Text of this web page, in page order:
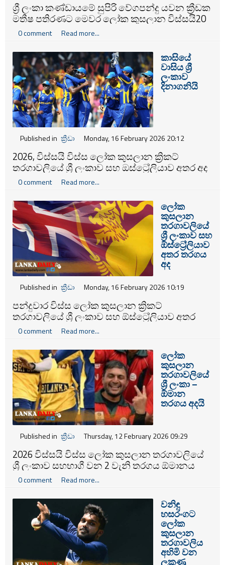
ශ්‍රී ලංකා කණ්ඩායමේ සුපිරි වේගපන්දු යවන ක්‍රීඩක
මතීෂ පතිරණට මෙවර ලෝක කුසලාන විස්සයි20
ක්‍රිකට් තරගාවලියෙන් ඉවත්වීමට සිදුව තිබේ.
0 comment Read more...
කාසියේ
වාසිය ශ්‍රී
ලංකාව
දිනාගනියි
Published in ක්‍රීඩා Monday, 16 February 2026 20:12
2026, විස්සයි විස්ස ලෝක කුසලාන ක්‍රිකට්
තරගාවලියේ ශ්‍රී ලංකාව සහ ඔස්ට්‍රේලියාව අතර අද
(16) පැවැත්වෙන තරගයේ කාසියේ වාසිය ශ්‍රී ලංකා
කණ්ඩාමට හිමි වූ අතර ඔවුන් පළමුවෙන් පන්දු
රැකීමට තීරණය කළේය.
0 comment Read more...
ලෝක
කුසලාන
තරගාවලියේ
ශ්‍රී ලංකාව සහ
ඕස්ට්‍රේලියාව
අතර තරගය
අද
Published in ක්‍රීඩා Monday, 16 February 2026 10:19
පන්දුවාර විස්ස ලෝක කුසලාන ක්‍රිකට්
තරගාවලියේ ශ්‍රී ලංකාව සහ ඕස්ට්‍රේලියාව අතර
තරගය අද පැවැත්වීමට නියමිතව තිබේ.
0 comment Read more...
ලෝක
කුසලාන
තරගාවලියේ
ශ්‍රී ලංකා –
ඕමාන
තරගය අදයි
Published in ක්‍රීඩා Thursday, 12 February 2026 09:29
2026 විස්සයි විස්ස ලෝක කුසලාන තරගාවලියේ
ශ්‍රී ලංකාව සහභාගී වන 2 වැනි තරගය ඕමානය
සමඟින් අද (12 ) දිවා තරගයක් ලෙසින් මහනුවර,
පල්ලෙකැලේ ජාත්‍යන්තර ක්‍රිකට් ක්‍රීඩාංගණයේ දී
පැවැත්වීමට නියමිතයි. ‍
0 comment Read more...
වනිඳු
හසරංගට
ලෝක
කුසලාන
තරගාවලිය
අහිමි වන
ලකුණු